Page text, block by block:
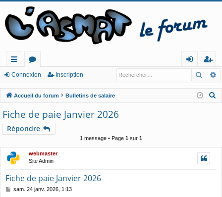
ac
co
ur
cis
or
u
m
s
n
ne
ns
cri
pt
Connexion Inscription
Accueil du forum Bulletins de salaire
r
Fiche de paie Janvier 2026
Répondre
1 message • Page 1 sur 1
webmaster
Site Admin
Fiche de paie Janvier 2026
M
sam. 24 janv. 2026, 1:13